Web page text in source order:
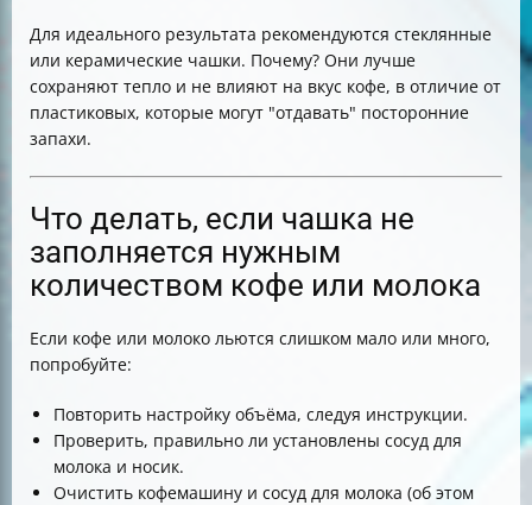
Для идеального результата рекомендуются стеклянные
или керамические чашки. Почему? Они лучше
сохраняют тепло и не влияют на вкус кофе, в отличие от
пластиковых, которые могут "отдавать" посторонние
запахи.
Что делать, если чашка не
заполняется нужным
количеством кофе или молока
Если кофе или молоко льются слишком мало или много,
попробуйте:
Повторить настройку объёма, следуя инструкции.
Проверить, правильно ли установлены сосуд для
молока и носик.
Очистить кофемашину и сосуд для молока (об этом